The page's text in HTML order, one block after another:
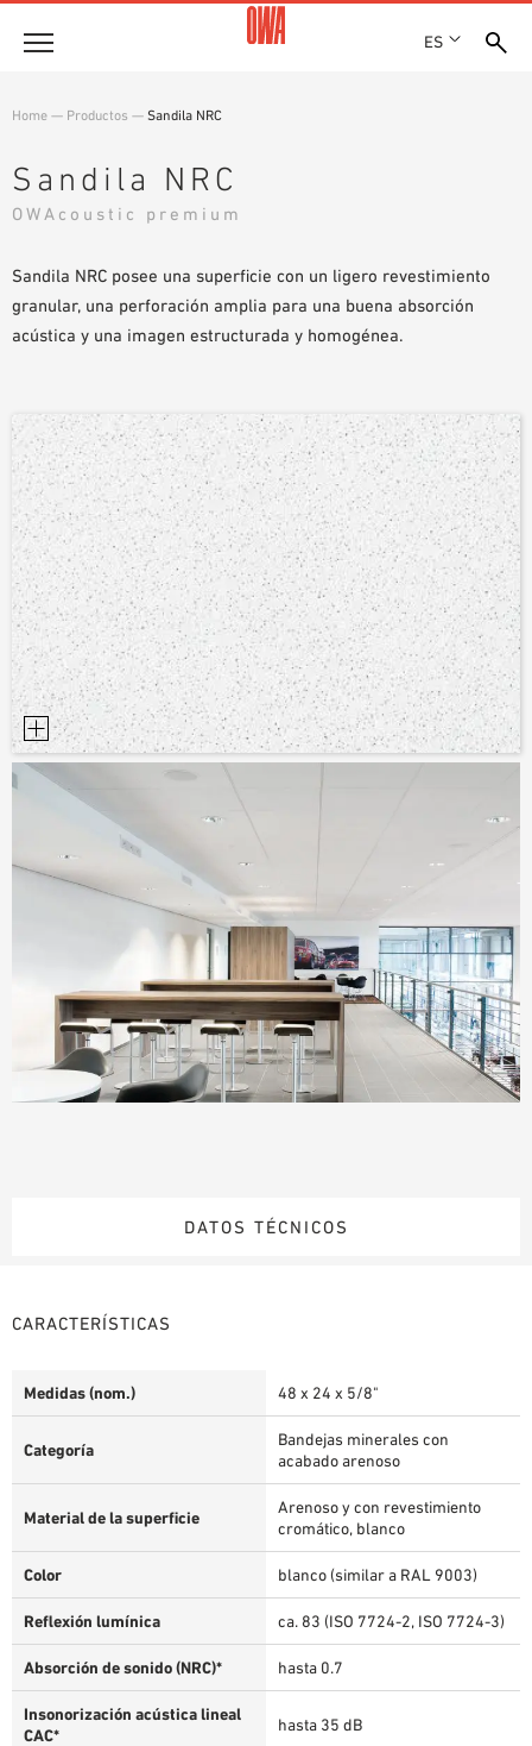
ES
PREMIOS
EMPLAZAMIENTOS
SHOWROOM 7TH FLOOR
Productos
RESUMEN DE PRODUCTOS
BÚSQUEDA TÉCNICA
FUNCIONES
ÁREAS DE UTILIZACIÓN
Referencias
Asesoramiento técnico
Atención al cliente
TEXTOS SOBRE LICITACIONES PÚBLICAS
DESCARGAS
DECLARACIÓN DE PRESTACIONES (DOP)
AYUDAS DE PLANIFICACIÓN
BIBLIOTECA BIM/REVIT
VÍDEOS
PEDIDO DE MUESTRAS
Home — Productos — Sandila NRC
Sandila NRC
OWAcoustic premium
Sandila NRC posee una superficie con un ligero revestimiento
granular, una perforación amplia para una buena absorción
acústica y una imagen estructurada y homogénea.
DATOS TÉCNICOS
CARACTERÍSTICAS
Medidas (nom.) 48 x 24 x 5/8"
Categoría
Bandejas minerales con
acabado arenoso
Material de la superficie
Arenoso y con revestimiento
cromático, blanco
Color blanco (similar a RAL 9003)
Reflexión lumínica ca. 83 (ISO 7724-2, ISO 7724-3)
Absorción de sonido (NRC)* hasta 0.7
Insonorización acústica lineal
CAC*
hasta 35 dB